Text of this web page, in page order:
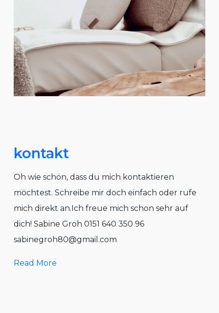
kontakt
Oh wie schön, dass du mich kontaktieren
möchtest. Schreibe mir doch einfach oder rufe
mich direkt an.Ich freue mich schon sehr auf
dich! Sabine Groh 0151 640 350 96
sabinegroh80@gmail.com
Read More